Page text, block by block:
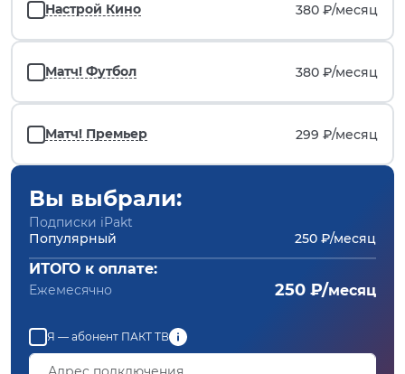
Настрой Кино 380 ₽/месяц
Матч! Футбол 380 ₽/месяц
Матч! Премьер 299 ₽/месяц
Вы выбрали:
Подписки iPakt
Популярный
250 ₽/месяц
ИТОГО к оплате:
Ежемесячно 250 ₽/месяц
Я — абонент ПАКТ ТВ